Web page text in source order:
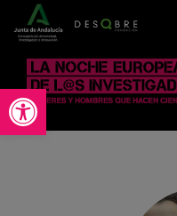
Abrir barra de herramientas